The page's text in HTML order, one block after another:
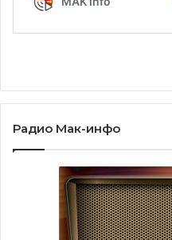
Радио Мак-инфо